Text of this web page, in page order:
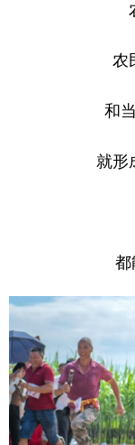
农
和
就形
都